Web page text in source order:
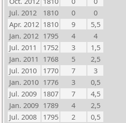
Jul. 2012
1810 0
0
Apr. 2012 1810 9
5,5
Jan. 2012 1795 4
4
Jul. 2011
1752 3
1,5
Jan. 2011 1768 5
2,5
Jul. 2010
1770 7
3
Jan. 2010 1776 3
0,5
Jul. 2009
1807 7
4,5
Jan. 2009 1789 4
2,5
Jul. 2008
1795 2
0,5